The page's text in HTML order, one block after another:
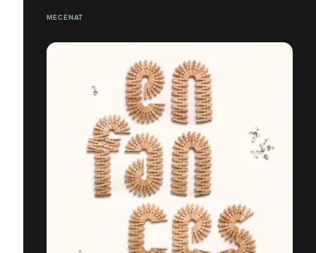
MÉCÉNAT